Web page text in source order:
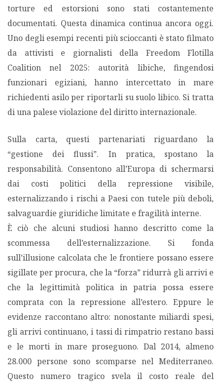
torture ed estorsioni sono stati costantemente
documentati. Questa dinamica continua ancora oggi.
Uno degli esempi recenti più scioccanti è stato filmato
da attivisti e giornalisti della Freedom Flotilla
Coalition nel 2025: autorità libiche, fingendosi
funzionari egiziani, hanno intercettato in mare
richiedenti asilo per riportarli su suolo libico. Si tratta
di una palese violazione del diritto internazionale.
Sulla carta, questi partenariati riguardano la
“gestione dei flussi”. In pratica, spostano la
responsabilità. Consentono all’Europa di schermarsi
dai costi politici della repressione visibile,
esternalizzando i rischi a Paesi con tutele più deboli,
salvaguardie giuridiche limitate e fragilità interne.
È ciò che alcuni studiosi hanno descritto come la
scommessa dell’esternalizzazione. Si fonda
sull’illusione calcolata che le frontiere possano essere
sigillate per procura, che la “forza” ridurrà gli arrivi e
che la legittimità politica in patria possa essere
comprata con la repressione all’estero. Eppure le
evidenze raccontano altro: nonostante miliardi spesi,
gli arrivi continuano, i tassi di rimpatrio restano bassi
e le morti in mare proseguono. Dal 2014, almeno
28.000 persone sono scomparse nel Mediterraneo.
Questo numero tragico svela il costo reale del